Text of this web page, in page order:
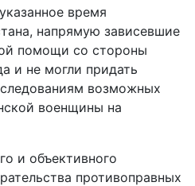
время
напрямую зависевшие
помощи со стороны
и не могли придать
возможных
военщины на
и объективного
противоправных